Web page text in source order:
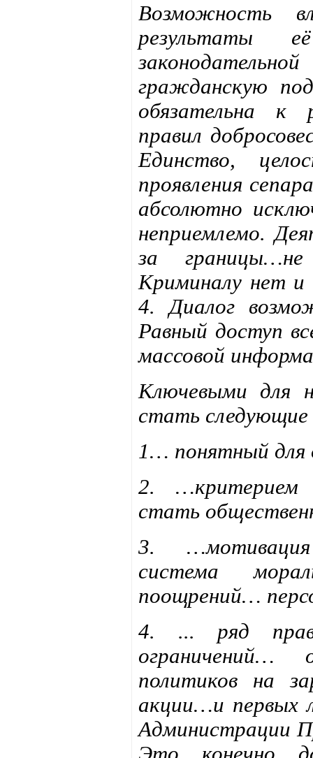
Возможность
результаты
гражданскую
обязательна к
правил
Единство,
проявления
абсолютно
неприемлемо.
за
Криминалу нет
4. Диалог
Равный доступ
массовой
Ключевыми для
стать
1… понятный
2. …критерием
стать
3.
система
поощрений…
4. ... ряд
ограничений…
политиков на
акции…и первых
Администрации